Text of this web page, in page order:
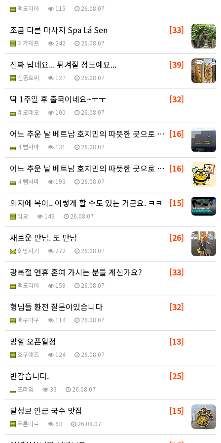
맥도리아 115 26.08.07
[33]
조금 다른 마사지 Spa Lá Sen
예가체프 242 26.08.07
[39]
진짜 덥네요... 튀겨질 정도예요...
신똥호찌 127 26.08.07
[32]
딱 1주일 후 출국이네요~ㅜㅜ
레오레오 100 26.08.07
[16]
어느 추운 날 베트남 호치민의 따뜻한 곳으로 ㅎ - 추…
네뼘사마 131 26.08.07
[16]
어느 추운 날 베트남 호치민의 따뜻한 곳으로 ㅎ - 추…
네뼘사마 193 26.08.07
[15]
의자에 목이.. 이렇게 할 수도 있는 거군요. ㅋㅋ
리오 143 26.08.07
[26]
새로운 만남. 또 만남
희망지기 272 26.08.07
[33]
광복절 연휴 혼여 가시는 분들 계신가요?
맥도리아 159 26.08.07
[32]
형님들 환전 질문이있습니다
매구마구 114 26.08.07
[13]
망할 오픈일정
호구애즈 124 26.08.07
[25]
반갑습니다.
프라임 33 26.08.07
[15]
달성보 인근 국수 맛집
푸른미르 63 26.08.07